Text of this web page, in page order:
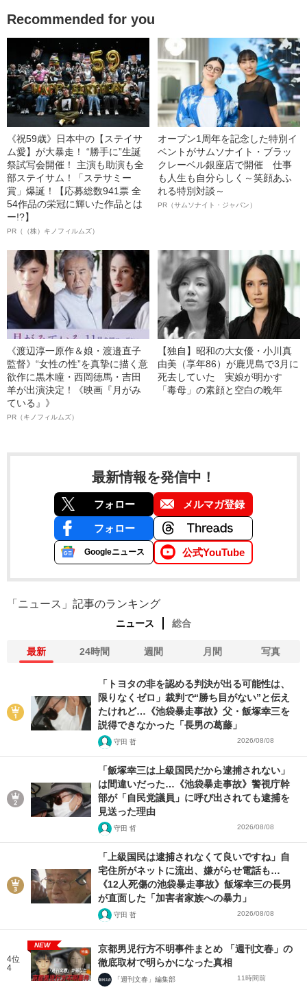
Recommended for you
《祝59歳》日本中の【ステイサ
ム愛】が大暴走！ “勝手に”生誕
祭試写会開催！ 主演も助演も全
部ステイサム！「ステサミー
賞」爆誕！【応募総数941票 全
54作品の栄冠に輝いた作品とは
ー!?】
PR（（株）キノフィルムズ）
オープン1周年を記念した特別イ
ベントがサムソナイト・ブラッ
クレーベル銀座店で開催 仕事
も人生も自分らしく～笑顔あふ
れる特別対談～
PR（サムソナイト・ジャパン）
《渡辺淳一原作＆娘・渡邉直子
監督》“女性の性”を真摯に描く意
欲作に黒木瞳・西岡德馬・吉田
羊が出演決定！《映画『月がみ
ている』》
PR（キノフィルムズ）
【独自】昭和の大女優・小川真
由美（享年86）が鹿児島で3月に
死去していた 実娘が明かす
「毒母」の素顔と空白の晩年
最新情報を発信中！
フォロー メルマガ登録
フォロー
Googleニュース 公式YouTube
「ニュース」記事のランキング
ニュース 総合
最新 24時間 週間 月間 写真
「トヨタの非を認める判決が出る可能性は、
限りなくゼロ」裁判で“勝ち目がない”と伝え
たけれど…《池袋暴走事故》父・飯塚幸三を
説得できなかった「長男の葛藤」
守田 哲 2026/08/08
「飯塚幸三は上級国民だから逮捕されない」
は間違いだった…《池袋暴走事故》警視庁幹
部が「自民党議員」に呼び出されても逮捕を
見送った理由
守田 哲 2026/08/08
「上級国民は逮捕されなくて良いですね」自
宅住所がネットに流出、嫌がらせ電話も…
《12人死傷の池袋暴走事故》飯塚幸三の長男
が直面した「加害者家族への暴力」
守田 哲 2026/08/08
4位
4
NEW
京都男児行方不明事件まとめ 「週刊文春」の
徹底取材で明らかになった真相
「週刊文春」編集部 11時間前